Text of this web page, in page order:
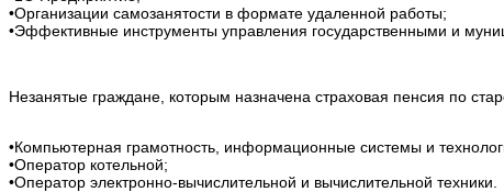
•Организации самозанятости в формате удаленной работы;
•Эффективные инструменты управления государственными и
Незанятые граждане, которым назначена страховая пенсия по
•Компьютерная грамотность, информационные системы и
•Оператор котельной;
•Оператор электронно-вычислительной и вычислительной техники.